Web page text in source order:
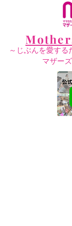
～じぶんを愛する
マザー